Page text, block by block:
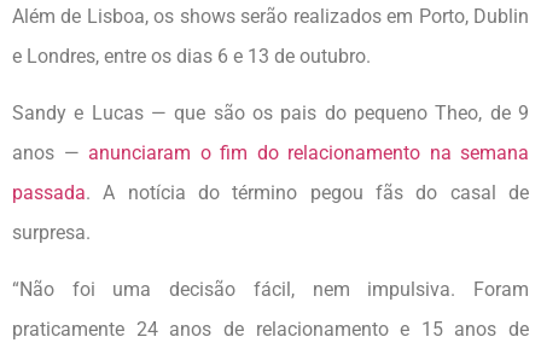
Além de Lisboa, os shows serão realizados em Porto, Dublin
e Londres, entre os dias 6 e 13 de outubro.
Sandy e Lucas — que são os pais do pequeno Theo, de 9
anos — anunciaram o fim do relacionamento na semana
passada. A notícia do término pegou fãs do casal de
surpresa.
“Não foi uma decisão fácil, nem impulsiva. Foram
praticamente 24 anos de relacionamento e 15 anos de